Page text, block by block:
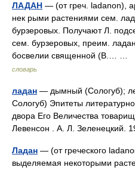
ЛАДАН — (от греч. ladanon),
нек рыми растениями сем.
бурзеровых. Получают Л.
сем. бурзеровых, преим.
босвелии священной (В.… …
словарь
ладан — дымный (Сологуб);
Сологуб) Эпитеты
двора Его Величества
Левенсон . А. Л. Зеленецкий.
Ладан — (от греческого
выделяемая некоторыми